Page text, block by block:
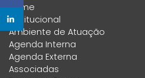
Home
Institucional
Ambiente de Atuação
Agenda Interna
Agenda Externa
Associadas